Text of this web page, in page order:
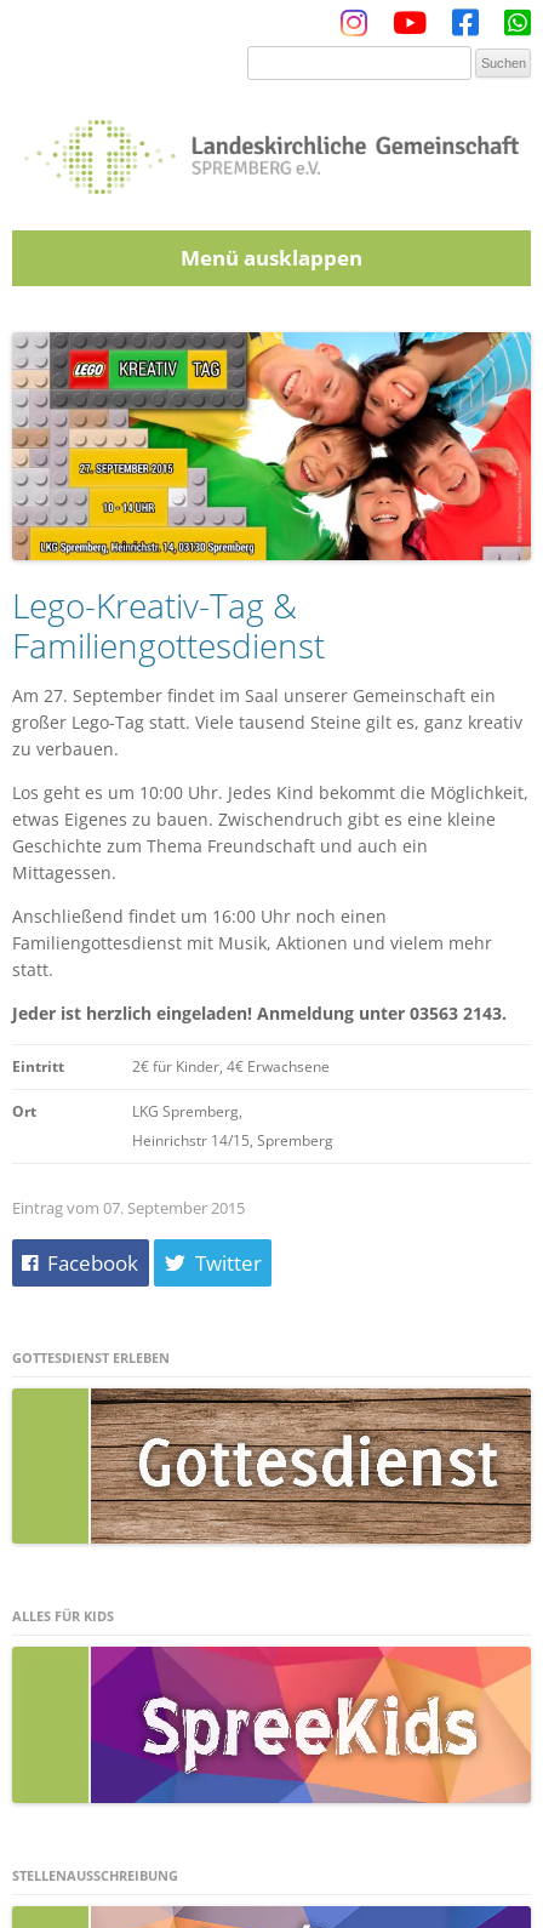
Menü
Lego-Kreativ-Tag &
Familiengottesdienst
Am 27. September findet im Saal unserer Gemeinschaft ein
großer Lego-Tag statt. Viele tausend Steine gilt es, ganz kreativ
zu verbauen.
Los geht es um 10:00 Uhr. Jedes Kind bekommt die Möglichkeit,
etwas Eigenes zu bauen. Zwischendruch gibt es eine kleine
Geschichte zum Thema Freundschaft und auch ein
Mittagessen.
Anschließend findet um 16:00 Uhr noch einen
Familiengottesdienst mit Musik, Aktionen und vielem mehr
statt.
Jeder ist herzlich eingeladen! Anmeldung unter 03563 2143.
Eintritt 2€ für Kinder, 4€ Erwachsene
Ort
LKG Spremberg,
Heinrichstr 14/15, Spremberg
Eintrag vom 07. September 2015
Facebook Twitter
GOTTESDIENST ERLEBEN
ALLES FÜR KIDS
STELLENAUSSCHREIBUNG